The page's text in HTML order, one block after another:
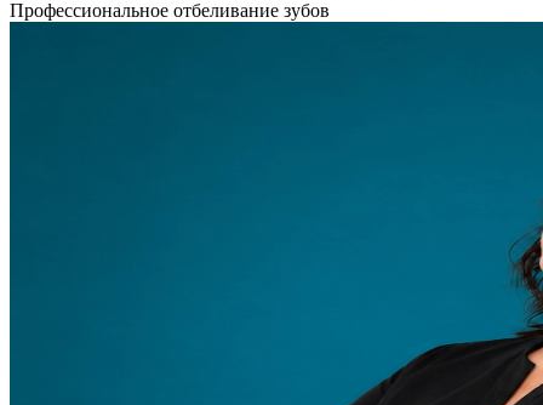
Профессиональное отбеливание зубов